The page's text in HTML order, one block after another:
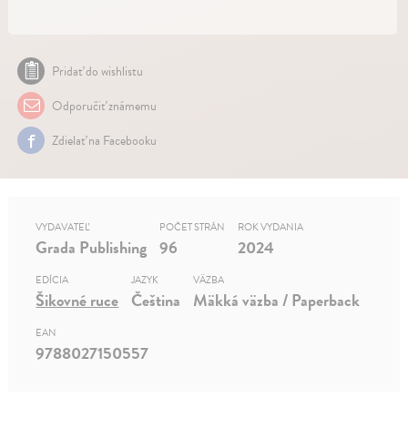
Pridať do wishlistu
Odporučiť známemu
Zdielať na Facebooku
VYDAVATEĽ
Grada Publishing
POČET STRÁN
96
ROK VYDANIA
2024
EDÍCIA
Šikovné ruce
JAZYK
Čeština
VÄZBA
Mäkká väzba / Paperback
EAN
9788027150557